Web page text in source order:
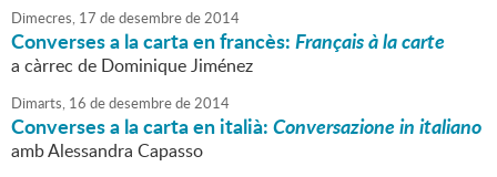
Dimecres, 17 dedesembrede2014
Converses a la carta en francès:Français à la carte
a càrrec de Dominique Jiménez
Dimarts, 16 dedesembrede2014
Converses a la carta en italià:Conversazione in italiano
amb Alessandra Capasso